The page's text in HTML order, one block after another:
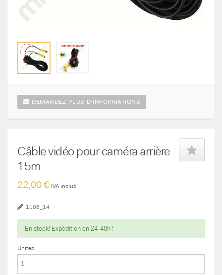
DEMANDEZ PLUS D'INFORMATIONS
Câble vidéo pour caméra arrière
15m
22,00 € IVA inclus
1108_14
En stock! Expédition en 24-48h !
Unités: